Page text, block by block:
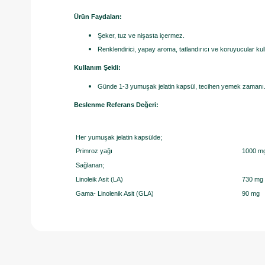
Ürün Faydaları:
Şeker, tuz ve nişasta içermez.
Renklendirici, yapay aroma, tatlandırıcı ve koruyucular
Kullanım Şekli:
Günde 1-3 yumuşak jelatin kapsül, tecihen yemek zamanı.
Beslenme Referans Değeri:
Her yumuşak jelatin kapsülde;
Primroz yağı
1000
Sağlanan;
Linoleik Asit (LA)
730 mg
Gama- Linolenik Asit (GLA)
90 mg